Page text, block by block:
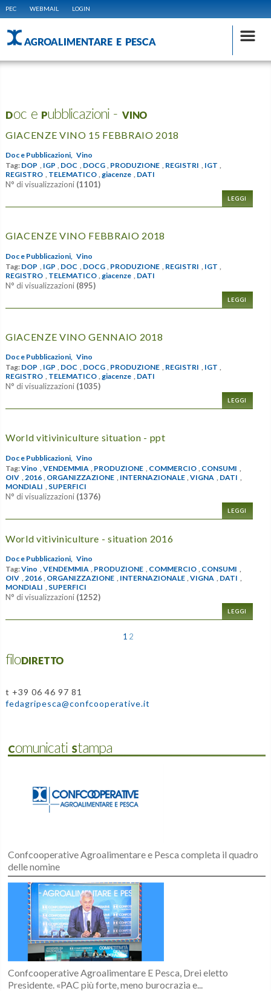
PEC WEBMAIL LOGIN
AGROALIMENTARE E PESCA
Doc e Pubblicazioni - VINO
GIACENZE VINO 15 FEBBRAIO 2018
Doc e Pubblicazioni, Vino
Tag: DOP , IGP , DOC , DOCG , PRODUZIONE , REGISTRI , IGT ,
REGISTRO , TELEMATICO ,giacenze , DATI
N° di visualizzazioni (1101)
LEGGI
GIACENZE VINO FEBBRAIO 2018
Doc e Pubblicazioni, Vino
Tag: DOP IGP DOC DOCG PRODUZIONE REGISTRI IGT
REGISTRO
TELEMATICO giacenze DATI
N° di visualizzazioni (895)
LEGGI
GIACENZE VINO GENNAIO 2018
Doc e Pubblicazioni, Vino
Tag: DOP , IGP , DOC , DOCG , PRODUZIONE , REGISTRI , IGT ,
REGISTRO , TELEMATICO ,giacenze , DATI
N° di visualizzazioni (1035)
LEGGI
World vitiviniculture situation - ppt
Doc e Pubblicazioni, Vino
Tag:Vino VENDEMMIA PRODUZIONE COMMERCIO CONSUMI
OIV
2016 ORGANIZZAZIONE INTERNAZIONALE ,VIGNA DATI
MONDIALI
SUPERFICI
N° di visualizzazioni (1376)
LEGGI
World vitiviniculture - situation 2016
Doc e Pubblicazioni, Vino
Tag:Vino VENDEMMIA PRODUZIONE COMMERCIO CONSUMI
OIV
2016 ORGANIZZAZIONE INTERNAZIONALE ,VIGNA DATI
MONDIALI
SUPERFICI
N° di visualizzazioni (1252)
LEGGI
1 2
filoDIRETTO
t +39 06 46 97 81
fedagripesca@confcooperative.it
Comunicati Stampa
Confcooperative Agroalimentare e Pesca completa il quadro
delle nomine
Confcooperative Agroalimentare E Pesca, Drei eletto
Presidente. «PAC più forte, meno burocrazia e...